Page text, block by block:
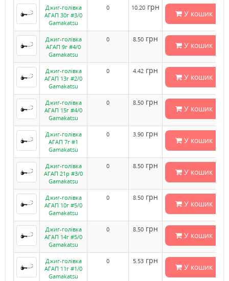
Джиг-голівка
АГАП 30г #3/0
Gamakatsu
0 10.20 грн
У кошик
Джиг-голівка
АГАП 9г #4/0
Gamakatsu
0 8.50 грн
У кошик
Джиг-голівка
АГАП 13г #2/0
Gamakatsu
0 4.42 грн
У кошик
Джиг-голівка
АГАП 15г #4/0
Gamakatsu
0 8.50 грн
У кошик
Джиг-голівка
АГАП 7г #1
Gamakatsu
0 3.90 грн
У кошик
Джиг-голівка
АГАП 21р #3/0
Gamakatsu
0 8.50 грн
У кошик
Джиг-голівка
АГАП 10г #5/0
Gamakatsu
0 8.50 грн
У кошик
Джиг-голівка
АГАП 14г #5/0
Gamakatsu
0 8.50 грн
У кошик
Джиг-голівка
АГАП 11г #1/0
Gamakatsu
0 5.53 грн
У кошик